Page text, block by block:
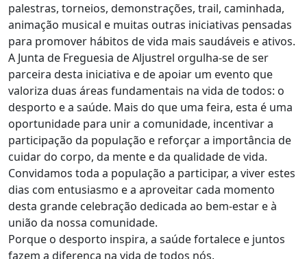
palestras, torneios, demonstrações, trail, caminhada,
animação musical e muitas outras iniciativas pensadas
para promover hábitos de vida mais saudáveis e ativos.
A Junta de Freguesia de Aljustrel orgulha-se de ser
parceira desta iniciativa e de apoiar um evento que
valoriza duas áreas fundamentais na vida de todos: o
desporto e a saúde. Mais do que uma feira, esta é uma
oportunidade para unir a comunidade, incentivar a
participação da população e reforçar a importância de
cuidar do corpo, da mente e da qualidade de vida.
Convidamos toda a população a participar, a viver estes
dias com entusiasmo e a aproveitar cada momento
desta grande celebração dedicada ao bem-estar e à
união da nossa comunidade.
Porque o desporto inspira, a saúde fortalece e juntos
fazem a diferença na vida de todos nós.